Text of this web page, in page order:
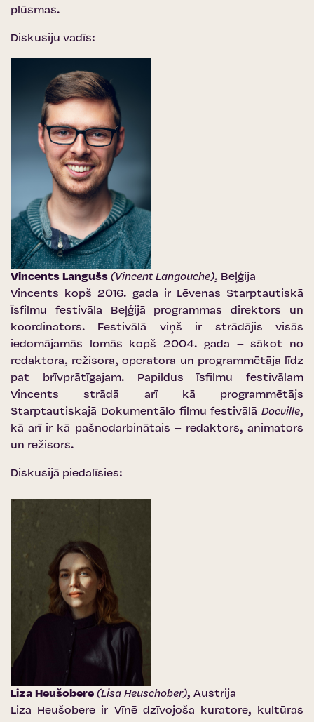
plūsmas.
Diskusiju vadīs:
Vincents Langušs (Vincent Langouche), Beļģija
Vincents kopš 2016. gada ir Lēvenas Starptautiskā
Īsfilmu festivāla Beļģijā programmas direktors un
koordinators. Festivālā viņš ir strādājis visās
iedomājamās lomās kopš 2004. gada – sākot no
redaktora, režisora, operatora un programmētāja līdz
pat brīvprātīgajam. Papildus īsfilmu festivālam
Vincents strādā arī kā programmētājs
Starptautiskajā Dokumentālo filmu festivālā Docville,
kā arī ir kā pašnodarbinātais – redaktors, animators
un režisors.
Diskusijā piedalīsies:
Liza Heušobere (Lisa Heuschober), Austrija
Liza Heušobere ir Vīnē dzīvojoša kuratore, kultūras